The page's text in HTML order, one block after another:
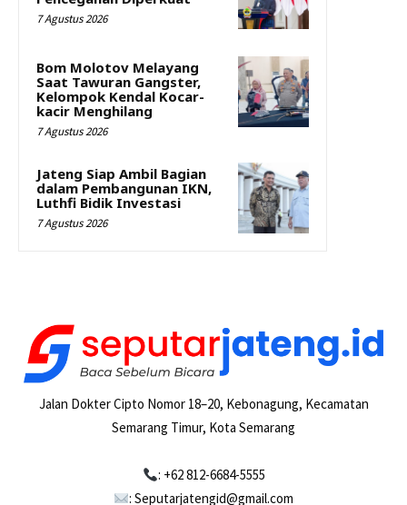
7 Agustus 2026
Bom Molotov Melayang
Saat Tawuran Gangster,
Kelompok Kendal Kocar-
kacir Menghilang
7 Agustus 2026
Jateng Siap Ambil Bagian
dalam Pembangunan IKN,
Luthfi Bidik Investasi
7 Agustus 2026
Jalan Dokter Cipto Nomor 18–20, Kebonagung, Kecamatan
Semarang Timur, Kota Semarang
: +62 812-6684-5555
: Seputarjatengid@gmail.com